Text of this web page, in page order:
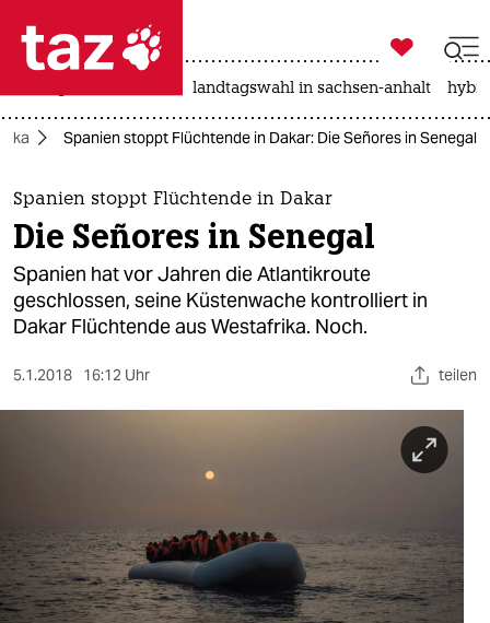
 taz zahl ich
taz zahl ich
themen
politik
öko
nord
wahrheit

taz zahl ich
landtagswahl in sachsen-anhalt
Spanien stoppt Flüchtende in Dakar: Die Señores in Senegal
Spanien stoppt Flüchtende in Dakar
Die Señores in Senegal
Spanien hat vor Jahren die Atlantikroute
geschlossen, seine Küstenwache kontrolliert in
Dakar Flüchtende aus Westafrika. Noch.
5.1.2018 16:12 Uhr teilen